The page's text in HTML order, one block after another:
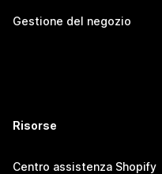
Gestione del negozio
Risorse
Centro assistenza Shopify